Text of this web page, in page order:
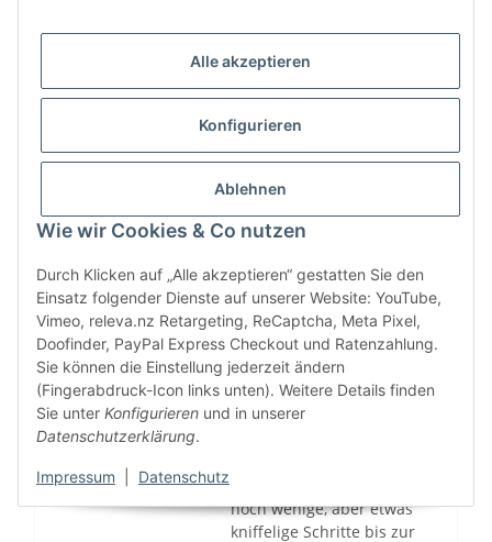
Alle akzeptieren
Konfigurieren
Ablehnen
Wie wir Cookies & Co nutzen
Durch Klicken auf „Alle akzeptieren“ gestatten Sie den
Einsatz folgender Dienste auf unserer Website: YouTube,
Vimeo, releva.nz Retargeting, ReCaptcha, Meta Pixel,
Doofinder, PayPal Express Checkout und Ratenzahlung.
Sie können die Einstellung jederzeit ändern
(Fingerabdruck-Icon links unten). Weitere Details finden
Sie unter Konfigurieren und in unserer
Datenschutzerklärung.
Impressum Datenschutz
von 10
17.12.2017
schönen dritten Advent.
Viele Kunden bestellen in
den letzten Tagen vor
Weihnachten noch süße
Vierbeiner und unser Team
arbeitet ...
Mehr lesen ...
Patchworkdecke No. 5
von 10
noch wenige, aber etwas
kniffelige Schritte bis zur